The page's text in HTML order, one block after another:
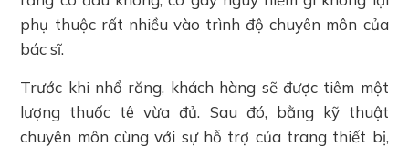
phụ thuộc rất nhiều vào trình độ chuyên môn của
bác sĩ.
Trước khi nhổ răng, khách hàng sẽ được tiêm một
lượng thuốc tê vừa đủ. Sau đó, bằng kỹ thuật
chuyên môn cùng với sự hỗ trợ của trang thiết bị,